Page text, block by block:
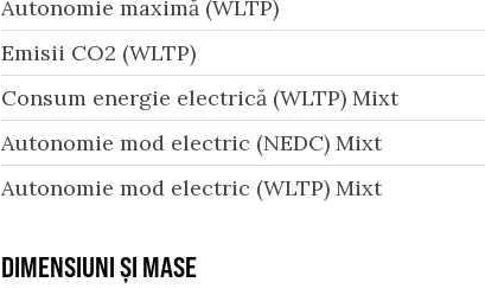
Autonomie maximă (WLTP)
Emisii CO2 (WLTP)
Consum energie electrică (WLTP) Mixt
Autonomie mod electric (NEDC) Mixt
Autonomie mod electric (WLTP) Mixt
DIMENSIUNI ȘI MASE